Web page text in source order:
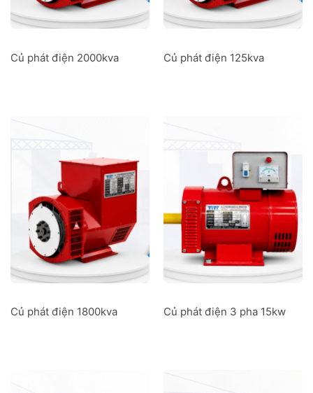
Củ phát điện 2000kva Củ phát điện 125kva
Củ phát điện 1800kva Củ phát điện 3 pha 15kw